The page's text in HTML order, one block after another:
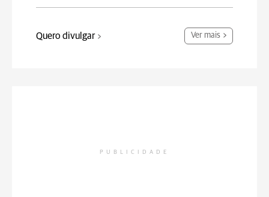
Quero divulgar Ver mais
PUBLICIDADE